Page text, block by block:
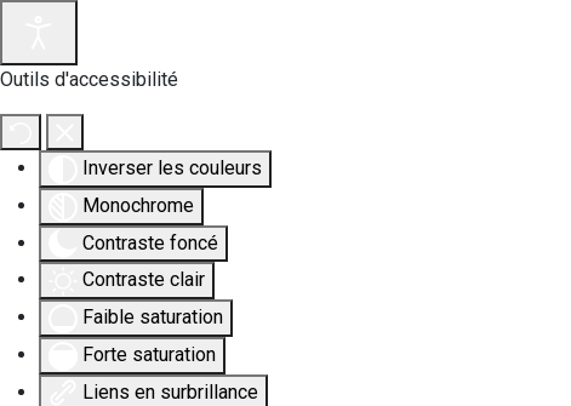
Outils d'accessibilité
Inverser les couleurs
Monochrome
Contraste foncé
Contraste clair
Faible saturation
Forte saturation
Liens en surbrillance